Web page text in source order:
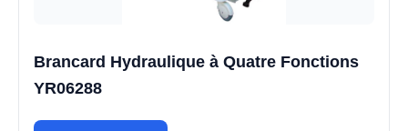
Brancard Hydraulique à Quatre Fonctions
YR06288